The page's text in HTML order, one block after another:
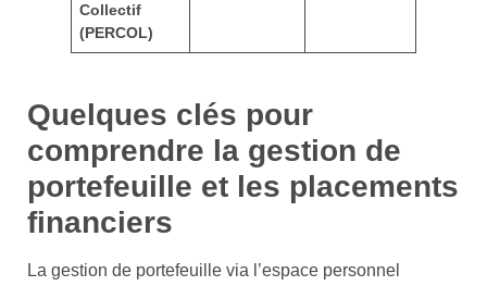
Collectif
(PERCOL)
Quelques clés pour
comprendre la gestion de
portefeuille et les placements
financiers
La gestion de portefeuille via l’espace personnel